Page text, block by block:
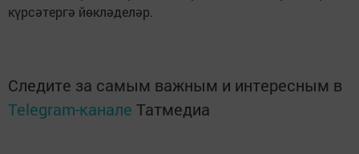
күрсәтергә йөкләделәр.
Следите за самым важным и интересным в
Telegram-канале Татмедиа